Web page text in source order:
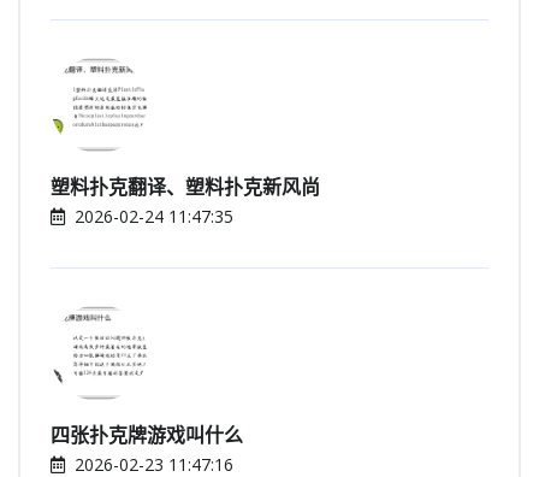
塑料扑克翻译、塑料扑克新风尚
2026-02-24 11:47:35
四张扑克牌游戏叫什么
2026-02-23 11:47:16